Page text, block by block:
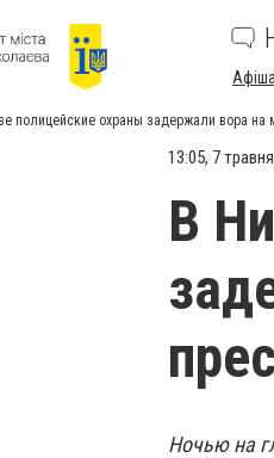
Афіша
полицейские охраны задержали вора на
13:05, 7
В
Ночью на